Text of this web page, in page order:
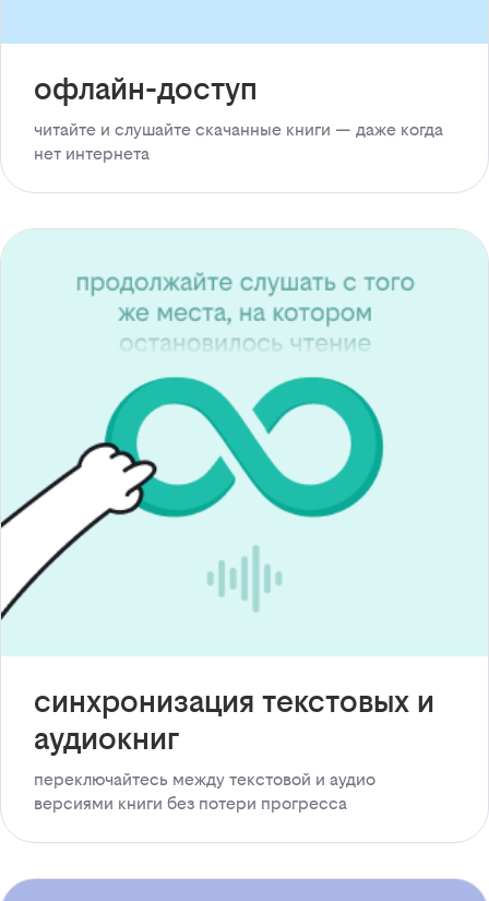
офлайн-доступ
читайте и слушайте скачанные книги — даже когда
нет интернета
синхронизация текстовых и
аудиокниг
переключайтесь между текстовой и аудио
версиями книги без потери прогресса